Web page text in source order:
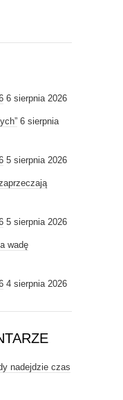
6 sierpnia 2026
6 sierpnia
5 sierpnia 2026
5 sierpnia 2026
wadę
4 sierpnia 2026
nadejdzie czas